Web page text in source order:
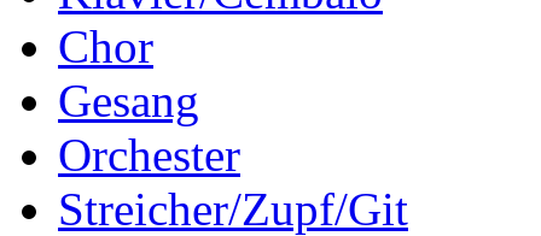
Chor
Gesang
Orchester
Streicher/Zupf/Git